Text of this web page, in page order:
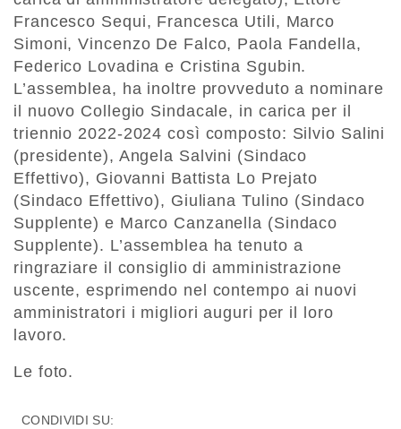
Francesco Sequi, Francesca Utili, Marco
Simoni, Vincenzo De Falco, Paola Fandella,
Federico Lovadina e Cristina Sgubin.
L’assemblea, ha inoltre provveduto a nominare
il nuovo Collegio Sindacale, in carica per il
triennio 2022-2024 così composto: Silvio Salini
(presidente), Angela Salvini (Sindaco
Effettivo), Giovanni Battista Lo Prejato
(Sindaco Effettivo), Giuliana Tulino (Sindaco
Supplente) e Marco Canzanella (Sindaco
Supplente). L’assemblea ha tenuto a
ringraziare il consiglio di amministrazione
uscente, esprimendo nel contempo ai nuovi
amministratori i migliori auguri per il loro
lavoro.
Le foto.
CONDIVIDI SU: